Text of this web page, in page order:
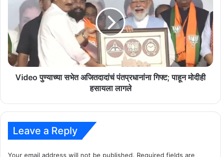
अजितदादांचं
पंतप्रधानांना
गिफ्ट;
पाहून
मोदीही
हसायला
लागलेVideo पुण्याच्या सभेत अजितदादांचं पंतप्रधानांना गिफ्ट; पाहून मोदीही
हसायला लागले
Leave a Reply
Your email address will not be published. Required fields are